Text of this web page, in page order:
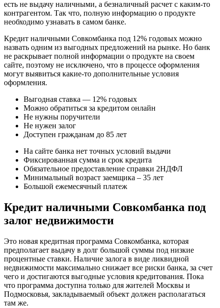
есть не выдачу наличными, а безналичный расчет с каким-то
контрагентом. Так что, полную информацию о продукте
необходимо узнавать в самом банке.
Кредит наличными Совкомбанка под 12% годовых можно
назвать одним из выгодных предложений на рынке. Но банк
не раскрывает полной информации о продукте на своем
сайте, поэтому не исключено, что в процессе оформления
могут выявиться какие-то дополнительные условия
оформления.
Выгодная ставка — 12% годовых
Можно обратиться за кредитом онлайн
Не нужны поручители
Не нужен залог
Доступен гражданам до 85 лет
На сайте банка нет точных условий выдачи
Фиксированная сумма и срок кредита
Обязательное предоставление справки 2НДФЛ
Минимальный возраст заемщика – 35 лет
Большой ежемесячный платеж
Кредит наличными Совкомбанка под
залог недвижимости
Это новая кредитная программа Совкомбанка, которая
предполагает выдачу в долг большой суммы под низкие
процентные ставки. Наличие залога в виде ликвидной
недвижимости максимально снижает все риски банка, за счет
чего и достигаются выгодные условия кредитования. Пока
что программа доступна только для жителей Москвы и
Подмосковья, закладываемый объект должен располагаться
там же.